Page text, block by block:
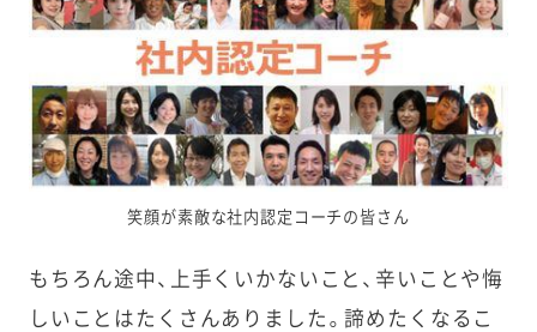
笑顔が素敵な社内認定コーチの皆さん
もちろん途中、上手くいかないこと、辛いことや悔
しいことはたくさんありました。諦めたくなるこ